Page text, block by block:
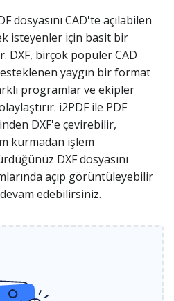
dosyasını CAD'te açılabilen
isteyenler için basit bir
DXF, birçok popüler CAD
yaygın bir format
programlar ve ekipler
i2PDF ile PDF
DXF'e çevirebilir,
kurmadan işlem
DXF dosyasını
açıp görüntüleyebilir
edebilirsiniz.